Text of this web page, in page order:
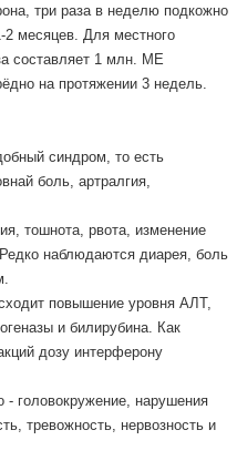
три раза в неделю подкожно
месяцев. Для местного
составляет 1 млн. МЕ
на протяжении 3 недель.
синдром, то есть
боль, артралгия,
тошнота, рвота, изменение
наблюдаются диарея, боль
повышение уровня АЛТ,
и билирубина. Как
дозу интерферону
- головокружение, нарушения
тревожность, нервозность и